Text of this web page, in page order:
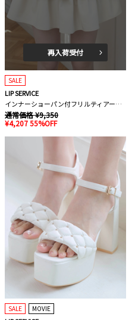
再入荷受付
SALE
LIP SERVICE
インナーショーパン付フリルティアードスカート
通常価格 ¥9,350
¥4,207 55%OFF
SALE MOVIE